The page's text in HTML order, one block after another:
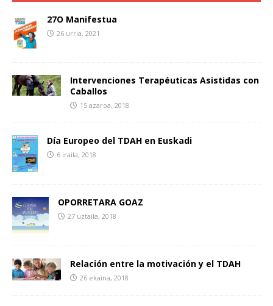
27O Manifestua
26 urria, 2021
Intervenciones Terapéuticas Asistidas con
Caballos
15 azaroa, 2018
Día Europeo del TDAH en Euskadi
6 iraila, 2018
OPORRETARA GOAZ
27 uztaila, 2018
Relación entre la motivación y el TDAH
26 ekaina, 2018